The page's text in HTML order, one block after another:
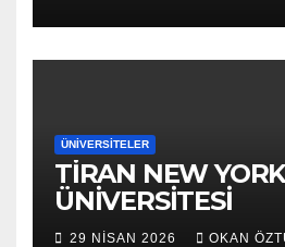
ÜNIVERSITELER
TİRAN NEW
ÜNİVERSİTESİ
29 NISAN 2026 OKAN